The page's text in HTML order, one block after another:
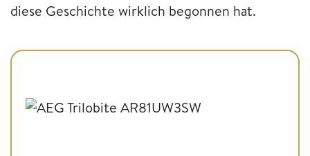
diese Geschichte wirklich begonnen hat.